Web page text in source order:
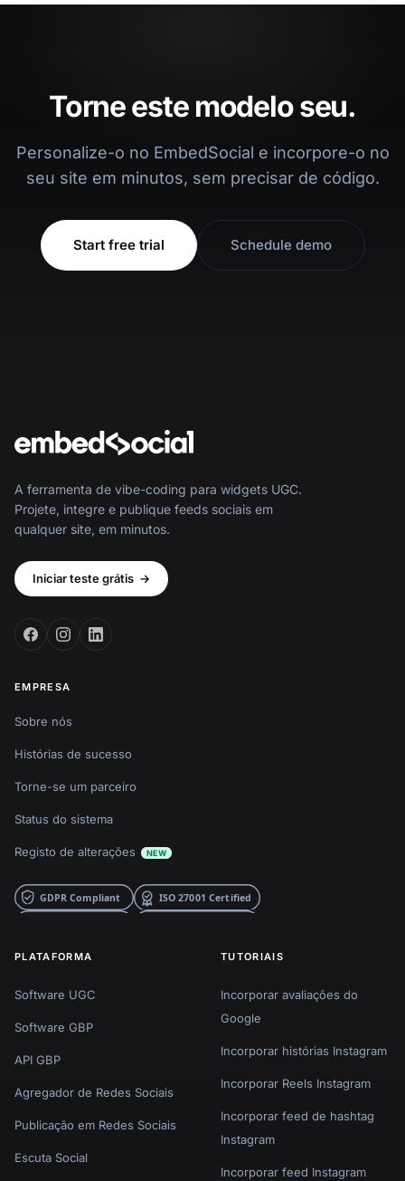
Torne este modelo seu.
Personalize-o no EmbedSocial e incorpore-o no
seu site em minutos, sem precisar de código.
Start free trial Schedule demo
A ferramenta de vibe-coding para widgets UGC.
Projete, integre e publique feeds sociais em
qualquer site, em minutos.
Iniciar teste grátis →
EMPRESA
Sobre nós
Histórias de sucesso
Torne-se um parceiro
Status do sistema
Registo de alterações NEW
PLATAFORMA
Software UGC
Software GBP
API GBP
Agregador de Redes Sociais
Publicação em Redes Sociais
Escuta Social
TUTORIAIS
Incorporar avaliações do
Google
Incorporar histórias Instagram
Incorporar Reels Instagram
Incorporar feed de hashtag
Instagram
Incorporar feed Instagram